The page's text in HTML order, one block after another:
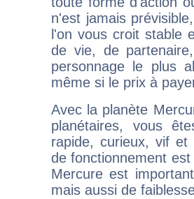
n'est jamais
l'on vous croit stable
de vie, de
personnage le plus
même si le prix à
Avec la planète
planétaires, vous
rapide, curieux, vif et
de fonctionnement
Mercure est
mais aussi de